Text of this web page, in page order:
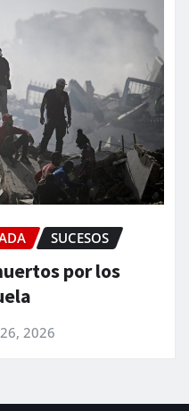
SUCESOS
por los
2026